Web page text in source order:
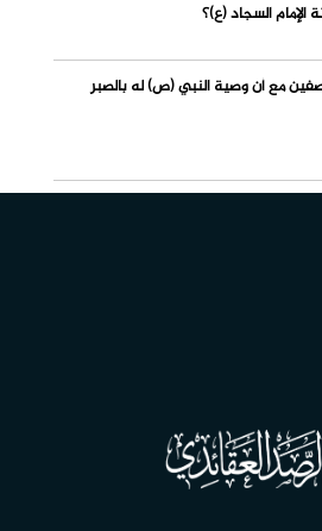
السجاد (ع)؟
مع أن وصية النبي (ص) له بالصبر